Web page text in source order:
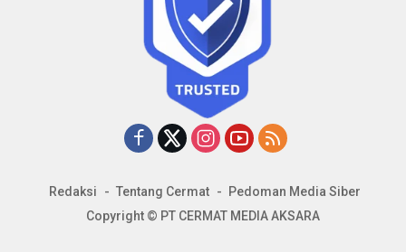
Redaksi Tentang Cermat
Pedoman Media Siber
Copyright © PT CERMAT MEDIA AKSARA